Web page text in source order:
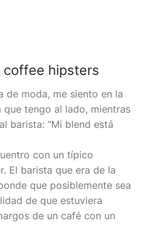
coffee hipsters
de moda, me siento en la
que tengo al lado, mientras
barista: “Mi blend está
con un típico
El barista que era de la
que posiblemente sea
de que estuviera
de un café con un